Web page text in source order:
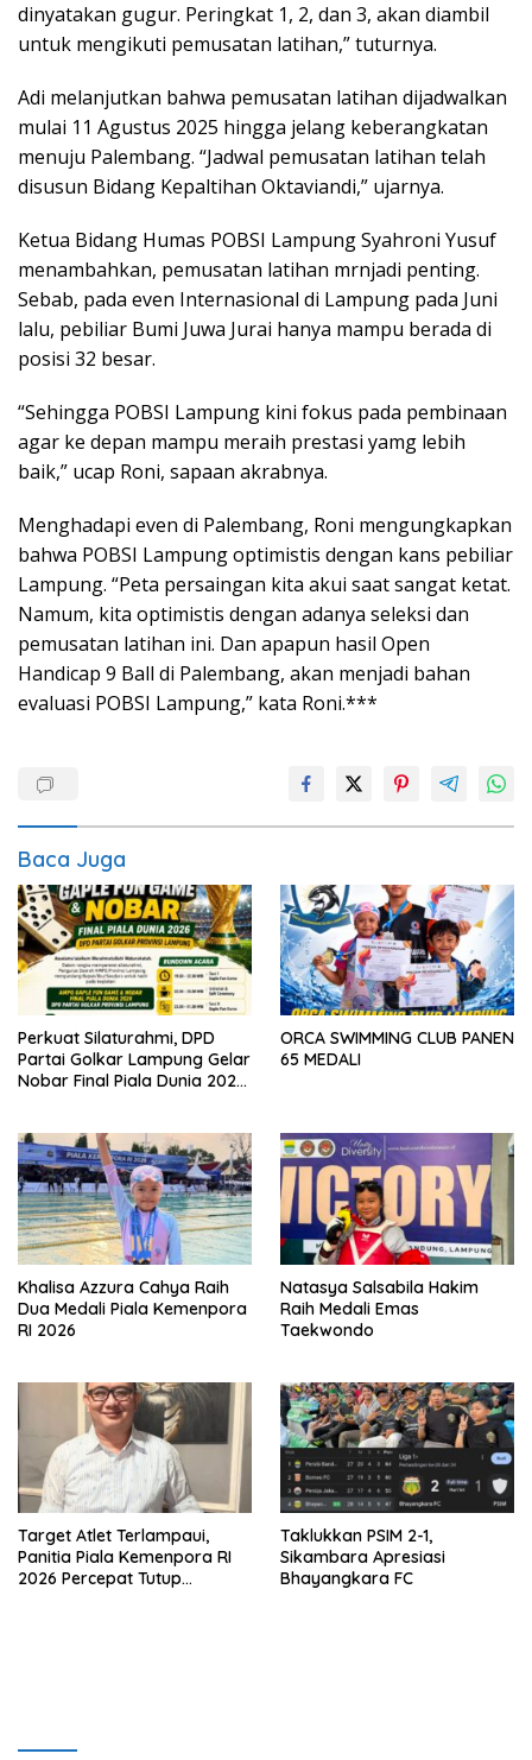
dinyatakan gugur. Peringkat 1, 2, dan 3, akan diambil
untuk mengikuti pemusatan latihan,” tuturnya.
Adi melanjutkan bahwa pemusatan latihan dijadwalkan
mulai 11 Agustus 2025 hingga jelang keberangkatan
menuju Palembang. “Jadwal pemusatan latihan telah
disusun Bidang Kepaltihan Oktaviandi,” ujarnya.
Ketua Bidang Humas POBSI Lampung Syahroni Yusuf
menambahkan, pemusatan latihan mrnjadi penting.
Sebab, pada even Internasional di Lampung pada Juni
lalu, pebiliar Bumi Juwa Jurai hanya mampu berada di
posisi 32 besar.
“Sehingga POBSI Lampung kini fokus pada pembinaan
agar ke depan mampu meraih prestasi yamg lebih
baik,” ucap Roni, sapaan akrabnya.
Menghadapi even di Palembang, Roni mengungkapkan
bahwa POBSI Lampung optimistis dengan kans pebiliar
Lampung. “Peta persaingan kita akui saat sangat ketat.
Namum, kita optimistis dengan adanya seleksi dan
pemusatan latihan ini. Dan apapun hasil Open
Handicap 9 Ball di Palembang, akan menjadi bahan
evaluasi POBSI Lampung,” kata Roni.***
Baca Juga
Perkuat Silaturahmi, DPD
Partai Golkar Lampung Gelar
Nobar Final Piala Dunia 2026
ORCA SWIMMING CLUB PANEN
65 MEDALI
Khalisa Azzura Cahya Raih
Dua Medali Piala Kemenpora
RI 2026
Natasya Salsabila Hakim
Raih Medali Emas
Taekwondo
Target Atlet Terlampaui,
Panitia Piala Kemenpora RI
2026 Percepat Tutup
Taklukkan PSIM 2-1,
Sikambara Apresiasi
Bhayangkara FC